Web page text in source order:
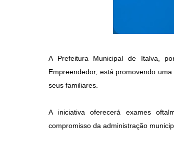
A Prefeitura Municipal de Italva,
Empreendedor, está promovendo
seus familiares.
A iniciativa oferecerá exames
compromisso da administração